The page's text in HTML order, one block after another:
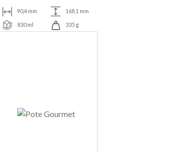
90,4 mm 168,1 mm
830 ml 335 g